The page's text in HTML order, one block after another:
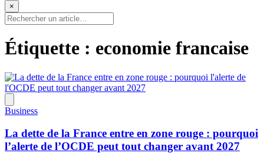
×
Étiquette : economie francaise
Business
La dette de la France entre en zone rouge : pourquoi
l’alerte de l’OCDE peut tout changer avant 2027